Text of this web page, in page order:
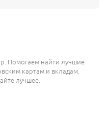
Помогаем найти лучшие
картам и вкладам.
лучшее.